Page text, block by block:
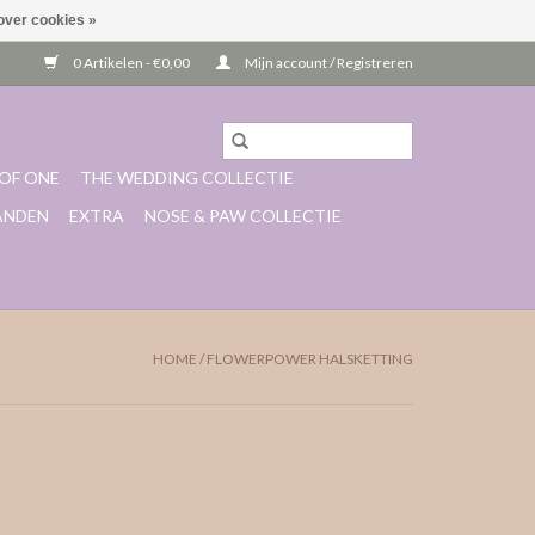
0 Artikelen - €0,00 Mijn account / Registreren
ONE
THE WEDDING COLLECTIE
EXTRA
NOSE & PAW COLLECTIE
HOME /FLOWERPOWER HALSKETTING
cookies »